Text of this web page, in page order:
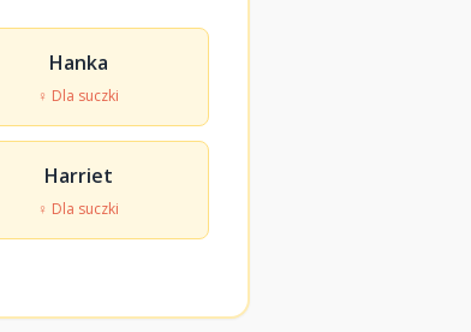
Hanka
♀ Dla suczki
Harriet
♀ Dla suczki